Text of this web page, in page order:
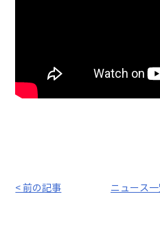
< 前の記事 ニュース